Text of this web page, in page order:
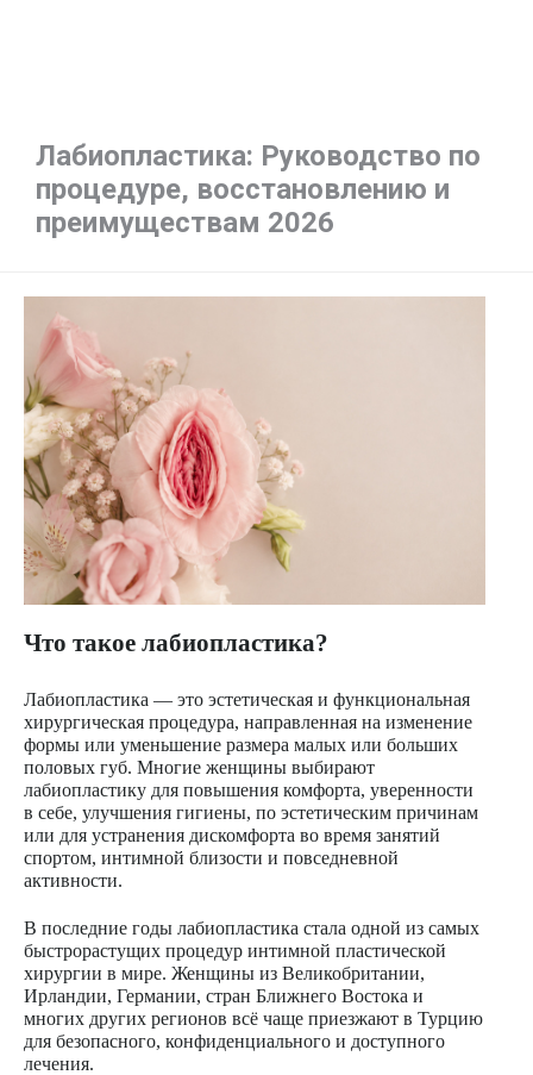
Лабиопластика: Руководство по
процедуре, восстановлению и
преимуществам 2026
Что такое лабиопластика?
Лабиопластика — это эстетическая и функциональная
хирургическая процедура, направленная на изменение
формы или уменьшение размера малых или больших
половых губ. Многие женщины выбирают
лабиопластику для повышения комфорта, уверенности
в себе, улучшения гигиены, по эстетическим причинам
или для устранения дискомфорта во время занятий
спортом, интимной близости и повседневной
активности.
В последние годы лабиопластика стала одной из самых
быстрорастущих процедур интимной пластической
хирургии в мире. Женщины из Великобритании,
Ирландии, Германии, стран Ближнего Востока и
многих других регионов всё чаще приезжают в Турцию
для безопасного, конфиденциального и доступного
лечения.